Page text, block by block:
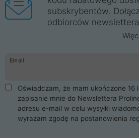
subskrybentów.
odbiorców
Email
Oświadczam, że mam ukończone 16
zapisanie mnie do Newslettera
adresu e-mail w celu wysyłki
wyrażam zgodę na postanowienia